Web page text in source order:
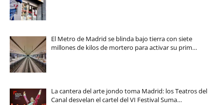
El Metro de Madrid se blinda bajo tierra con siete
millones de kilos de mortero para activar su prim…
La cantera del arte jondo toma Madrid: los Teatros del
Canal desvelan el cartel del VI Festival Suma…